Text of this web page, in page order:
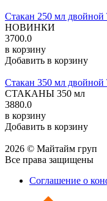
Стакан 250 мл двойной
НОВИНКИ
3700.0
в корзину
Добавить в корзину
Стакан 350 мл двойной
СТАКАНЫ 350 мл
3880.0
в корзину
Добавить в корзину
2026 © Майтайм груп
Все права защищены
Соглашение о